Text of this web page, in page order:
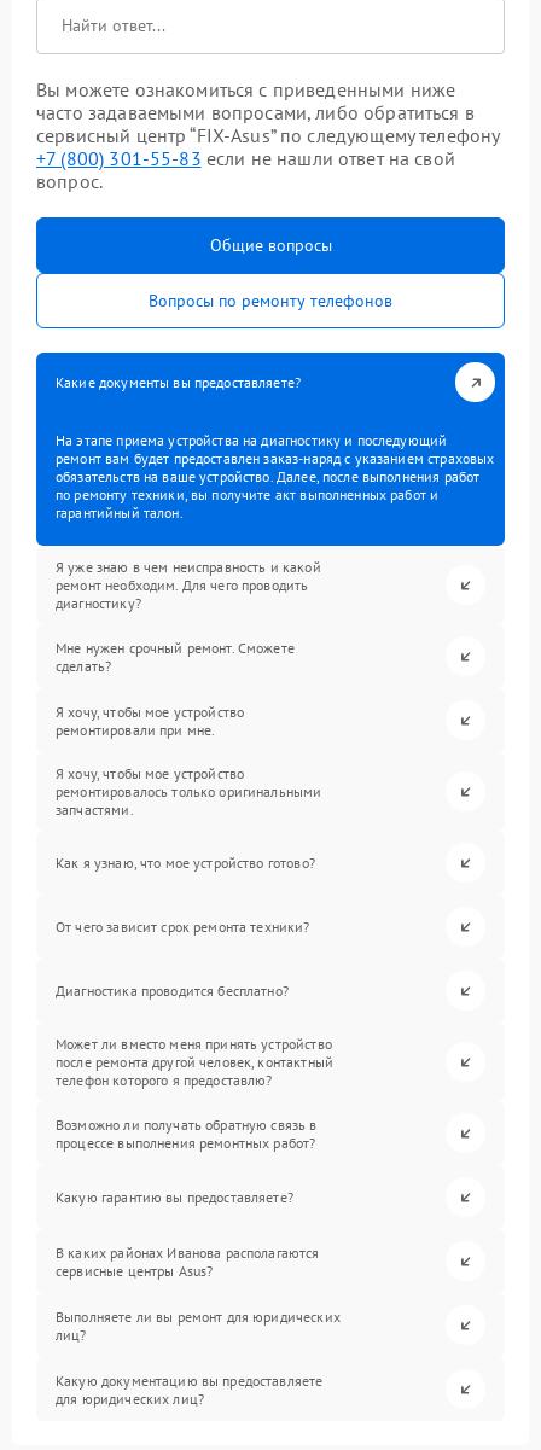
Вы можете ознакомиться с приведенными ниже
часто задаваемыми вопросами, либо обратиться в
сервисный центр “FIX-Asus” по следующему телефону
+7 (800) 301-55-83 если не нашли ответ на свой
вопрос.
Общие вопросы
Вопросы по ремонту телефонов
Какие документы вы предоставляете?
На этапе приема устройства на диагностику и последующий
ремонт вам будет предоставлен заказ-наряд с указанием страховых
обязательств на ваше устройство. Далее, после выполнения работ
по ремонту техники, вы получите акт выполненных работ и
гарантийный талон.
Я уже знаю в чем неисправность и какой
ремонт необходим. Для чего проводить
диагностику?
Мне нужен срочный ремонт. Сможете
сделать?
Я хочу, чтобы мое устройство
ремонтировали при мне.
Я хочу, чтобы мое устройство
ремонтировалось только оригинальными
запчастями.
Как я узнаю, что мое устройство готово?
От чего зависит срок ремонта техники?
Диагностика проводится бесплатно?
Может ли вместо меня принять устройство
после ремонта другой человек, контактный
телефон которого я предоставлю?
Возможно ли получать обратную связь в
процессе выполнения ремонтных работ?
Какую гарантию вы предоставляете?
В каких районах Иванова располагаются
сервисные центры Asus?
Выполняете ли вы ремонт для юридических
лиц?
Какую документацию вы предоставляете
для юридических лиц?